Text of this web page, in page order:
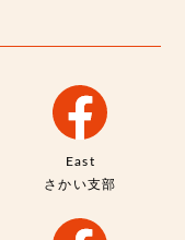
East
さかい支部